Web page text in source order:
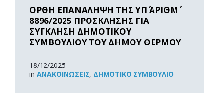
ΟΡΘΗ ΕΠΑΝΑΛΗΨΗ ΤΗΣ ΥΠ΄ ΑΡΙΘΜ΄
8896/2025 ΠΡΟΣΚΛΗΣΗΣ ΓΙΑ
ΣΥΓΚΛΗΣΗ ΔΗΜΟΤΙΚΟΥ
ΣΥΜΒΟΥΛΙΟΥ ΤΟΥ ΔΗΜΟΥ ΘΕΡΜΟΥ
18/12/2025
in ΑΝΑΚOΙΝΏΣΕΙΣ, ΔΗΜΟΤΙΚΌ ΣΥΜΒΟΎΛΙΟ